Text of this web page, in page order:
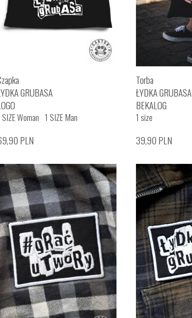
GRUBASA
Woman 1 SIZE Man
PLN
Torba
ŁYDKA GRUBASA
BEKALOG
1 size
39,90 PLN